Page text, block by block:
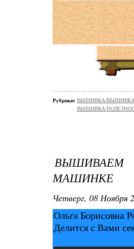
Рубрики: ВЫШИВКА/ВЫШИВКА
ВЫШИВКА/
МАШИНКЕ
Четверг, 08 Ноября
Ольга Борисовна
Делится с Вами